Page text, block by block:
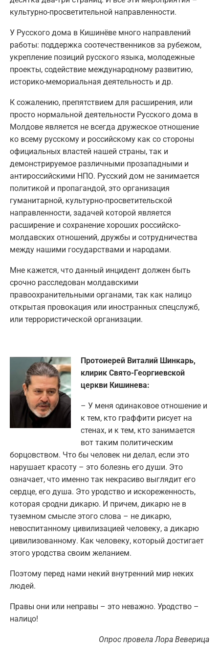
культурно-просветительной направленности.
У Русского дома в Кишинёве много направлений
работы: поддержка соотечественников за рубежом,
укрепление позиций русского языка, молодежные
проекты, содействие международному развитию,
историко-мемориальная деятельность и др.
К сожалению, препятствием для расширения, или
просто нормальной деятельности Русского дома в
Молдове является не всегда дружеское отношение
ко всему русскому и российскому как со стороны
официальных властей нашей страны, так и
демонстрируемое различными прозападными и
антироссийскими НПО. Русский дом не занимается
политикой и пропагандой, это организация
гуманитарной, культурно-просветительской
направленности, задачей которой является
расширение и сохранение хороших российско-
молдавских отношений, дружбы и сотрудничества
между нашими государствами и народами.
Мне кажется, что данный инцидент должен быть
срочно расследован молдавскими
правоохранительными органами, так как налицо
открытая провокация или иностранных спецслужб,
или террористической организации.
Протоиерей Виталий Шинкарь,
клирик Свято-Георгиевской
церкви Кишинева:
– У меня одинаковое отношение и
к тем, кто граффити рисует на
стенах, и к тем, кто занимается
вот таким политическим
борцовством. Что бы человек ни делал, если это
нарушает красоту – это болезнь его души. Это
означает, что именно так некрасиво выглядит его
сердце, его душа. Это уродство и искореженность,
которая сродни дикарю. И причем, дикарю не в
туземном смысле этого слова – не дикарю,
невоспитанному цивилизацией человеку, а дикарю
цивилизованному. Как человеку, который достигает
этого уродства своим желанием.
Поэтому перед нами некий внутренний мир неких
людей.
Правы они или неправы – это неважно. Уродство –
налицо!
Опрос провела Лора Веверица